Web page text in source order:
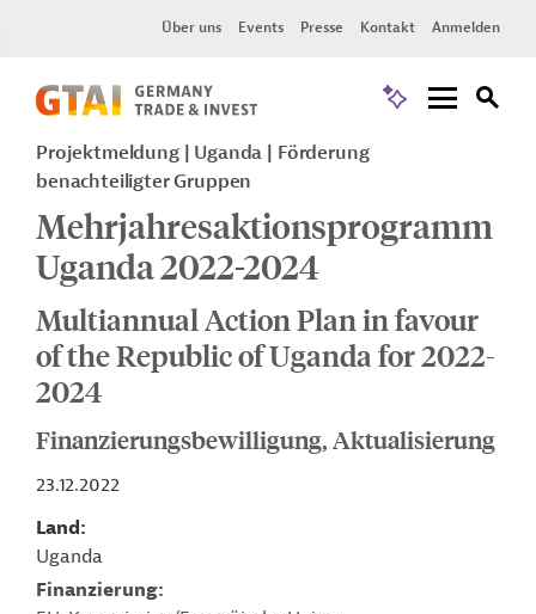
Über uns Events Presse Kontakt Anmelden
Projektmeldung Uganda
Förderung
benachteiligter Gruppen
Mehrjahresaktionsprogramm
Uganda 2022-2024
Multiannual Action Plan in favour
of the Republic of Uganda for 2022-
2024
Finanzierungsbewilligung, Aktualisierung
23.12.2022
Land
Uganda
Finanzierung